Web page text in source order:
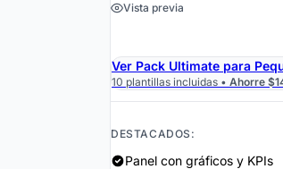
Vista previa
Ver Pack Ultimate para
10 plantillas incluidas • Ahorre
DESTACADOS:
Panel con gráficos y KPIs